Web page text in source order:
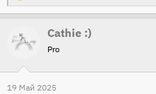
е
а
к
и
Cathie :)
Pro
19 Май 2025